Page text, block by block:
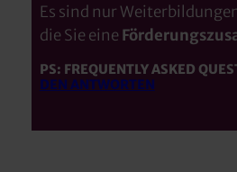
Es sind nur
die Sie eine
PS: FREQUENTLY ASKED
DEN ANTWORTEN